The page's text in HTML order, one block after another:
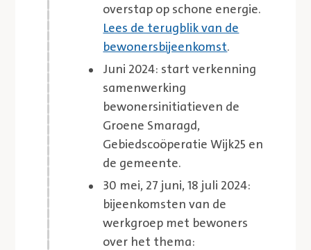
overstap op schone energie.
Lees de terugblik van de
bewonersbijeenkomst.
Juni 2024: start verkenning
samenwerking
bewonersinitiatieven de
Groene Smaragd,
Gebiedscoöperatie Wijk25 en
de gemeente.
30 mei, 27 juni, 18 juli 2024:
bijeenkomsten van de
werkgroep met bewoners
over het thema: